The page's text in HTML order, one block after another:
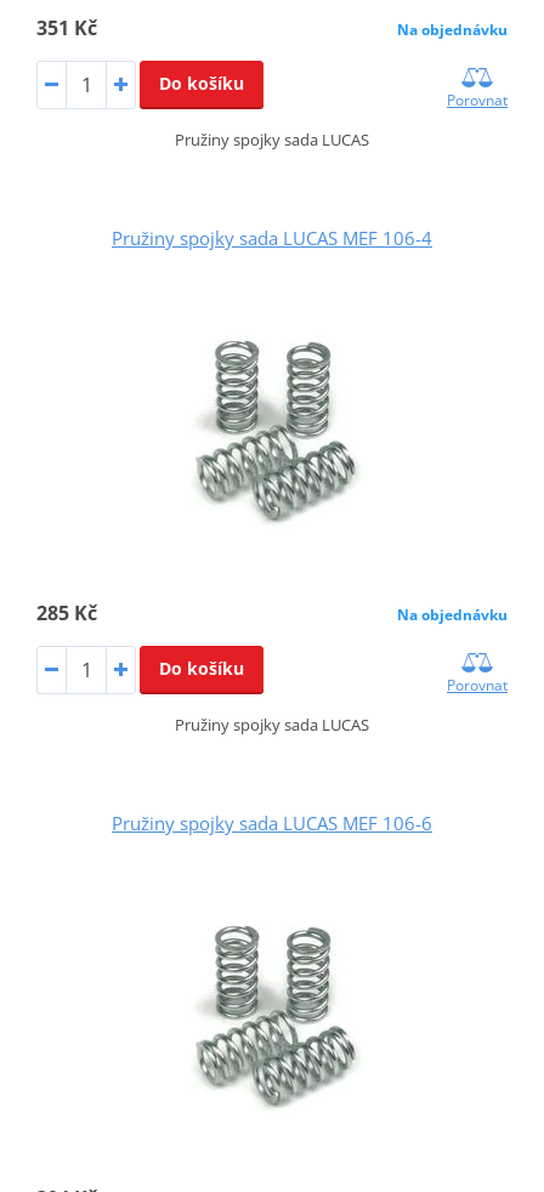
351 Kč Na objednávku
Do košíku
Porovnat
Pružiny spojky sada LUCAS
Pružiny spojky sada LUCAS MEF 106-4
285 Kč Na objednávku
Do košíku
Porovnat
Pružiny spojky sada LUCAS
Pružiny spojky sada LUCAS MEF 106-6